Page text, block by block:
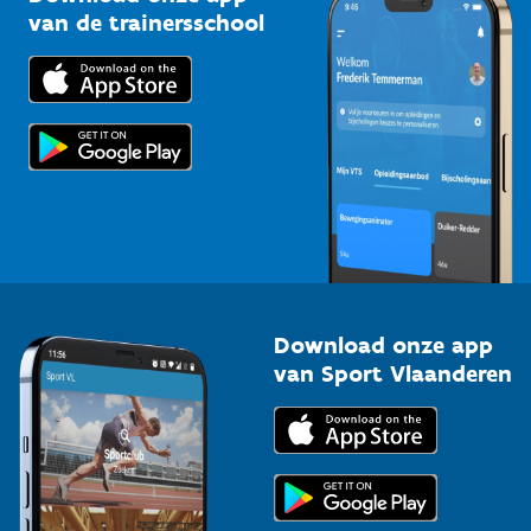
Bedrijven
Trainers en begeleiders
Topsporters
Downloads
Voor de pers
van de trainersschool
Download onze app
van Sport Vlaanderen